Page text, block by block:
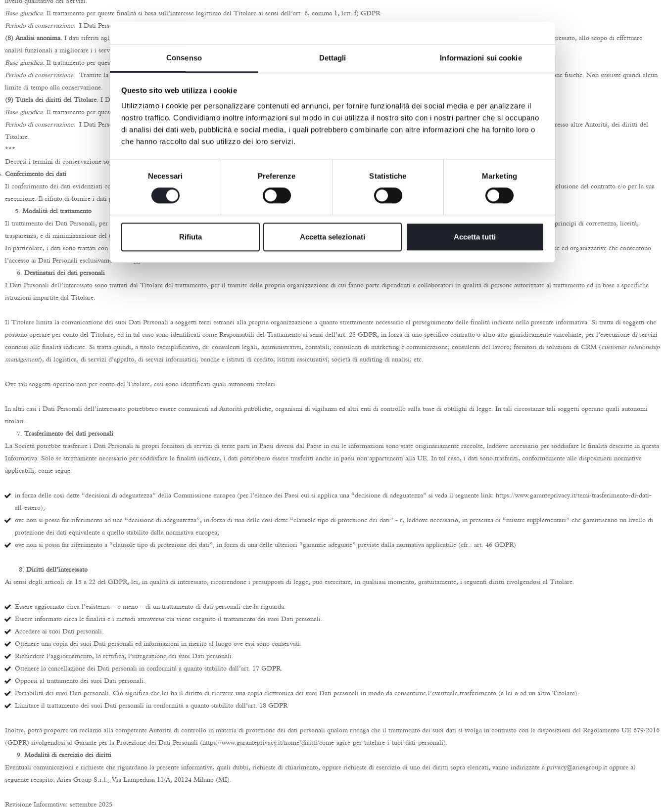
Consenso Dettagli Informazioni sui cookie
Questo sito web utilizza i cookie
Utilizziamo i cookie per personalizzare contenuti ed annunci, per fornire funzionalità dei social media e per analizzare il
nostro traffico. Condividiamo inoltre informazioni sul modo in cui utilizza il nostro sito con i nostri partner che si occupano
di analisi dei dati web, pubblicità e social media, i quali potrebbero combinarle con altre informazioni che ha fornito loro o
che hanno raccolto dal suo utilizzo dei loro servizi.
Selezione
consenso
Necessari Preferenze Statistiche Marketing
Rifiuta Accetta selezionati Accetta tutti
Base giuridica. Il trattamento per queste finalità si basa sull’interesse legittimo del Titolare ai sensi dell’art. 6, comma 1, lett. f) GDPR.
Periodo di conservazione. I Dati Personali raccolti per queste finalità sono trattati per un periodo di tempo strettamente necessario e comunque non oltre 24 mesi dalla data di registrazione dei dati.
(8) Analisi anonima. I dati riferiti agli acquisti ed alle interazioni dell’interessato con Aries potranno essere utilizzati, in seguito a procedura di anonimizzazione che renda impossibile risalire all’interessato, allo scopo di effettuare
analisi funzionali a migliorare i i servizi ed i processi interni della Società.
Base giuridica. Il trattamento per queste finalità si basa sull’interesse legittimo del Titolare ai sensi dell’art. 6, comma 1, lett. f) GDPR.
Periodo di conservazione. Tramite la procedura di anonimizzatine i dati non sono più considerabili come dati personali ai fini della normativa applicabile al trattamento dei dati personali delle persone fisiche. Non sussiste quindi alcun
limite di tempo alla conservazione.
(9) Tutela dei diritti del Titolare. I Dati Personali sono necessari per accertare, far valere o difendere i diritti del Titolare in sede stragiudiziale e/o giudiziale e/o davanti ad altre Autorità.
Base giuridica. Il trattamento per queste finalità si basa sull’interesse legittimo del Titolare ai sensi dell’art. 6, comma 1, lett. f) GDPR.
Periodo di conservazione. I Dati Personali raccolti per queste finalità sono trattati per un periodo di tempo strettamente necessario ad assicurare la regolare tutela sia stragiudiziale sia giudiziale, o presso altre Autorità, dei diritti del
Titolare.
***
Decorsi i termini di conservazione sopraindicati, i Dati Personali saranno cancellati o resi anonimi.
Conferimento dei dati
Il conferimento dei dati evidenziati con un asterisco (*) neiform
di compilazione - sia quelli presenti sul sito web sia quelli in uso nella modulistica presente presso gli hotel - è necessario per la conclusione del contratto e/o per la sua
esecuzione. Il rifiuto di fornire i dati potrebbe non consentire pertanto di instaurare correttamente il rapporto contrattuale e/o di adempiere alle connesse obbligazioni.
5. Modalità del trattamento
Il trattamento dei Dati Personali, per le finalità sopra descritte, è effettuato dal Titolare del trattamento in conformità alle disposizioni di legge applicabili ed in una logica improntata al rispetto dei principi di correttezza, liceità,
trasparenza, e di minimizzazione del trattamento rispetto a quanto strettamente necessario per conseguire le connesse finalità.
In particolare, i dati sono trattati con l’ausilio di mezzi manuali e di mezzi elettronici, in ogni caso idonei a garantirne la sicurezza e la riservatezza. Il Titolare adotta inoltre adeguate misure tecniche ed organizzative che consentono
l’accesso ai Dati Personali esclusivamente a soggetti debitamente autorizzati.
6. Destinatari dei dati personali
I Dati Personali dell’interessato sono trattati dal Titolare del trattamento, per il tramite della propria organizzazione di cui fanno parte dipendenti e collaboratori in qualità di persone autorizzate al trattamento ed in base a specifiche
istruzioni impartite dal Titolare.
Il Titolare limita la comunicazione dei suoi Dati Personali a soggetti terzi estranei alla propria organizzazione a quanto strettamente necessario al perseguimento delle finalità indicate nella presente informativa. Si tratta di soggetti che
possono operare per conto del Titolare, ed in tal caso sono identificati come Responsabili del Trattamento ai sensi dell’art. 28 GDPR, in forza di uno specifico contratto o altro atto giuridicamente vincolante, per l’esecuzione di servizi
connessi alle finalità indicate. Si tratta quindi, a titolo esemplificativo, di: consulenti legali, amministrativi, contabili; consulenti di marketing e comunicazione; consulenti del lavoro; fornitori di soluzioni di CRM (customer relationship
management), di logistica, di servizi d’appalto, di servizi informatici; banche e istituti di credito; istituti assicurativi; società di auditing di analisi; etc.
Ove tali soggetti operino non per conto del Titolare, essi sono identificati quali autonomi titolari.
In altri casi i Dati Personali dell’interessato potrebbero essere comunicati ad Autorità pubbliche, organismi di vigilanza ed altri enti di controllo sulla base di obblighi di legge. In tali circostanze tali soggetti operano quali autonomi
titolari.
7. Trasferimento dei dati personali
La Società potrebbe trasferire i Dati Personali ai propri fornitori di servizi di terze parti in Paesi diversi dal Paese in cui le informazioni sono state originariamente raccolte, laddove necessario per soddisfare le finalità descritte in questa
Informativa. Solo se strettamente necessario per soddisfare le finalità indicate, i dati potrebbero essere trasferiti anche in paesi non appartenenti alla UE. In tal caso, i dati sono trasferiti, conformemente alle disposizioni normative
applicabili, come segue:
in forza delle così dette “decisioni di adeguatezza” della Commissione europea (per l’elenco dei Paesi cui si applica una “decisione di adeguatezza” si veda il seguente link: https://www.garanteprivacy.it/temi/trasferimento-di-dati-
all-estero);
ove non si possa far riferimento ad una “decisione di adeguatezza”, in forza di una delle così dette “clausole tipo di protezione dei dati” - e, laddove necessario, in presenza di “misure supplementari” che garantiscano un livello di
protezione dei dati equivalente a quello stabilito dalla normativa europea;
ove non si possa far riferimento a “clausole tipo di protezione dei dati”, in forza di una delle ulteriori “garanzie adeguate” previste dalla normativa applicabile (cfr.: art. 46 GDPR)
8. Diritti dell’interessato
Ai sensi degli articoli da 15 a 22 del GDPR, lei, in qualità di interessato, ricorrendone i presupposti di legge, può esercitare, in qualsiasi momento, gratuitamente, i seguenti diritti rivolgendosi al Titolare.
Essere aggiornato circa l’esistenza – o meno – di un trattamento di dati personali che la riguarda.
Essere informato circa le finalità e i metodi attraverso cui viene eseguito il trattamento dei suoi Dati personali.
Accedere ai suoi Dati personali.
Ottenere una copia dei suoi Dati personali ed informazioni in merito al luogo ove essi sono conservati.
Richiedere l’aggiornamento, la rettifica, l’integrazione dei suoi Dati personali.
Ottenere la cancellazione dei Dati personali in conformità a quanto stabilito dall’art. 17 GDPR.
Opporsi al trattamento dei suoi Dati personali.
Portabilità dei suoi Dati personali. Ciò significa che lei ha il diritto di ricevere una copia elettronica dei suoi Dati personali in modo da consentirne l’eventuale trasferimento (a lei o ad un altro Titolare).
Limitare il trattamento dei suoi Dati personali in conformità a quanto stabilito dall’art. 18 GDPR
Inoltre, potrà proporre un reclamo alla competente Autorità di controllo in materia di protezione dei dati personali qualora ritenga che il trattamento dei suoi dati si svolga in contrasto con le disposizioni del Regolamento UE 679/2016
(GDPR) rivolgendosi al Garante per la Protezione dei Dati Personali (https://www.garanteprivacy.it/home/diritti/come-agire-per-tutelare-i-tuoi-dati-personali).
9. Modalità di esercizio dei diritti
Eventuali comunicazioni e richieste che riguardano la presente informativa, quali dubbi, richieste di chiarimento, oppure richieste di esercizio di uno dei diritti sopra elencati, vanno indirizzate a privacy@ariesgroup.it oppure al
seguente recapito: Aries Group S.r.l., Via Lampedusa 11/A, 20124 Milano (MI).
Revisione Informativa: settembre 2025